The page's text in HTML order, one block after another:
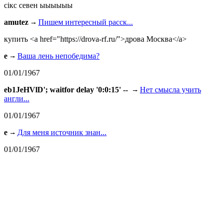
сiкс севен ыыыыыы
amutez
Пишем интересный расск...
купить <a href="https://drova-rf.ru/">дрова Москва</a>
e
Ваша лень непобедима?
01/01/1967
eb1JeHVlD'; waitfor delay '0:0:15' --
Нет смысла учить
англи...
01/01/1967
e
Для меня источник знан...
01/01/1967